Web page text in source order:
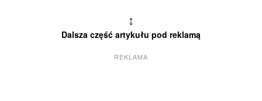
↕
Dalsza część artykułu pod reklamą
REKLAMA